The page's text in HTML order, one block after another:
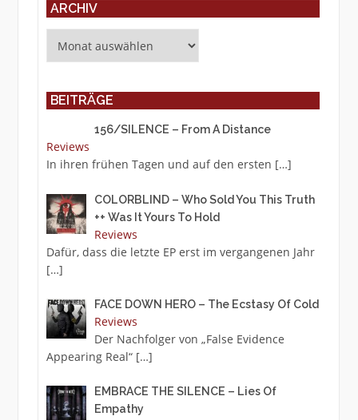
ARCHIV
BEITRÄGE
156/SILENCE – From A Distance
Reviews
In ihren frühen Tagen und auf den ersten […]
COLORBLIND – Who Sold You This Truth
++ Was It Yours To Hold
Reviews
Dafür, dass die letzte EP erst im vergangenen Jahr
[…]
FACE DOWN HERO – The Ecstasy Of Cold
Reviews
Der Nachfolger von „False Evidence
Appearing Real“ […]
EMBRACE THE SILENCE – Lies Of
Empathy